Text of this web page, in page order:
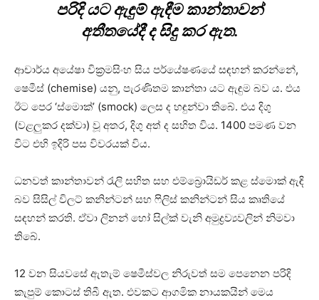
පරිදි යට ඇඳුම් ඇඳීම කාන්තාවන්
අතීතයේදී ද සිදු කර ඇත.
ආචාර්ය අයේෂා වික්‍රමසිංහ සිය පර්යේෂණයේ සඳහන් කරන්නේ,
ෂෙමීස් (chemise) යනු, පැරණිතම කාන්තා යට ඇඳුම බව ය. එය
ඊට පෙර ‘ස්මොක්’ (smock) ලෙස ද හඳුන්වා තිබේ. එය දිගු
(වළලුකර දක්වා) වූ අතර, දිගු අත් ද සහිත විය. 1400 පමණ වන
විට එහි ඉදිරි පස විවරයක් විය.
ධනවත් කාන්තාවන් රැලි සහිත සහ එම්බ්‍රොයිඩර් කළ ස්මොක් ඇඳි
බව සිසිල් විලට් කනින්ටන් සහ ෆිලිස් කනින්ටන් සිය කෘතියේ
සඳහන් කරති. ඒවා ලිනන් හෝ සිල්ක් වැනි අමුද්‍රව්‍යවලින් නිමවා
තිබේ.
12 වන සියවසේ ඇතැම් ෂෙමීස්වල නිරුවත් සම පෙනෙන පරිදි
කැපුම් කොටස් තිබී ඇත. එවකට ආගමික නායකයින් මෙය